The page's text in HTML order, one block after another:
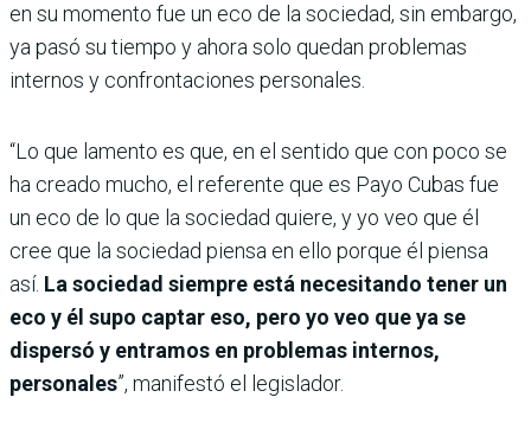
en su momento fue un eco de la sociedad, sin embargo,
ya pasó su tiempo y ahora solo quedan problemas
internos y confrontaciones personales.
“Lo que lamento es que, en el sentido que con poco se
ha creado mucho, el referente que es Payo Cubas fue
un eco de lo que la sociedad quiere, y yo veo que él
cree que la sociedad piensa en ello porque él piensa
así. La sociedad siempre está necesitando tener un
eco y él supo captar eso, pero yo veo que ya se
dispersó y entramos en problemas internos,
personales”, manifestó el legislador.